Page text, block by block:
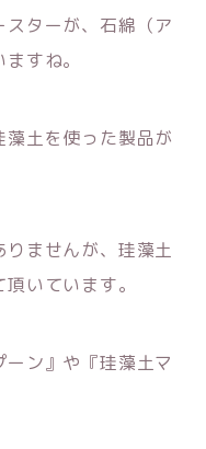
ターが、石綿（ア
すね。
土を使った製品が
ませんが、珪藻土
いています。
ン』や『珪藻土マ